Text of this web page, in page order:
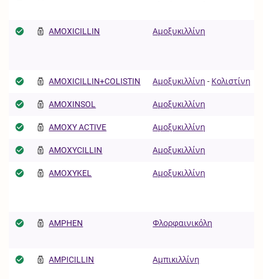
AMOXICILLIN Αμοξυκιλλίνη
AMOXICILLIN+COLISTIN Αμοξυκιλλίνη - Κολιστίνη
AMOXINSOL Αμοξυκιλλίνη
AMOXY ACTIVE Αμοξυκιλλίνη
AMOXYCILLIN Αμοξυκιλλίνη
AMOXYKEL Αμοξυκιλλίνη
AMPHEN Φλορφαινικόλη
AMPICILLIN Αμπικιλλίνη